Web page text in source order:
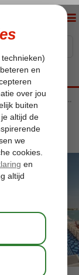
Hotel By Gewan Abu Dhabi
Dhabi